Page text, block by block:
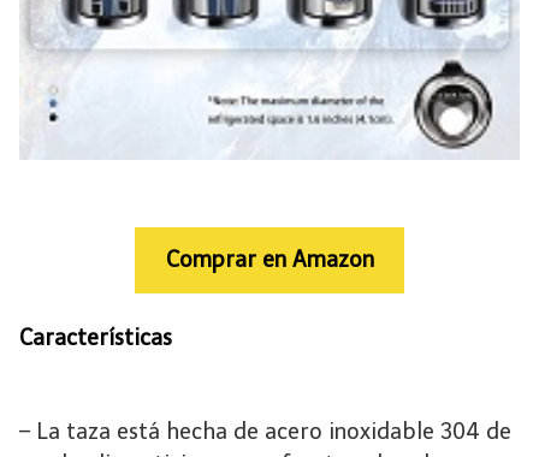
Comprar en Amazon
Características
– La taza está hecha de acero inoxidable 304 de